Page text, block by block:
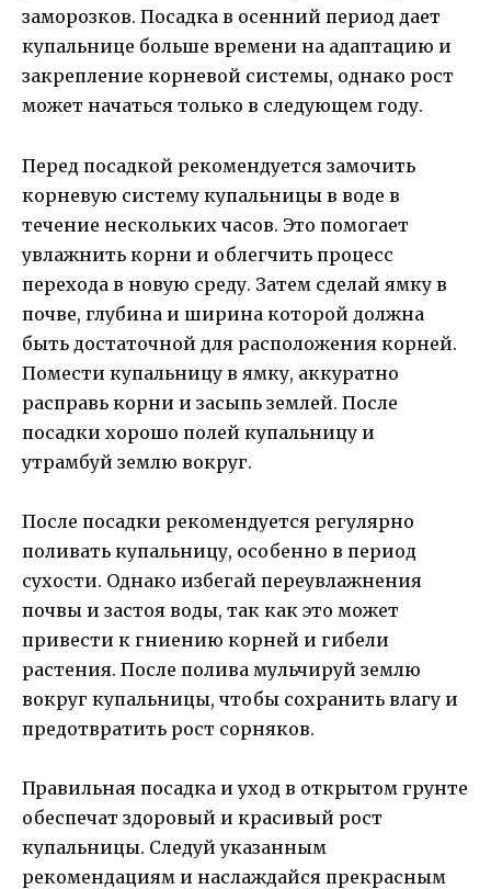
заморозков. Посадка в осенний период дает
купальнице больше времени на адаптацию и
закрепление корневой системы, однако рост
может начаться только в следующем году.
Перед посадкой рекомендуется замочить
корневую систему купальницы в воде в
течение нескольких часов. Это помогает
увлажнить корни и облегчить процесс
перехода в новую среду. Затем сделай ямку в
почве, глубина и ширина которой должна
быть достаточной для расположения корней.
Помести купальницу в ямку, аккуратно
расправь корни и засыпь землей. После
посадки хорошо полей купальницу и
утрамбуй землю вокруг.
После посадки рекомендуется регулярно
поливать купальницу, особенно в период
сухости. Однако избегай переувлажнения
почвы и застоя воды, так как это может
привести к гниению корней и гибели
растения. После полива мульчируй землю
вокруг купальницы, чтобы сохранить влагу и
предотвратить рост сорняков.
Правильная посадка и уход в открытом грунте
обеспечат здоровый и красивый рост
купальницы. Следуй указанным
рекомендациям и наслаждайся прекрасным